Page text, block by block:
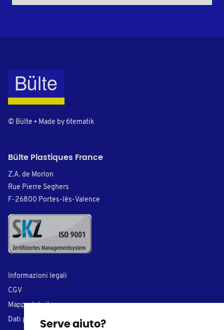
Serve aiuto?
© Bülte • Made by 6tematik
Bülte Plastiques France
Z.A. de Morlon
Rue Pierre Seghers
F-26800 Portes-lès-Valence
Informazioni legali
CGV
Mappa del sito
Dati personali